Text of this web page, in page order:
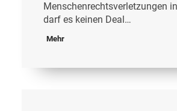
Menschenrechtsverletzungen
darf es keinen Deal…
Mehr